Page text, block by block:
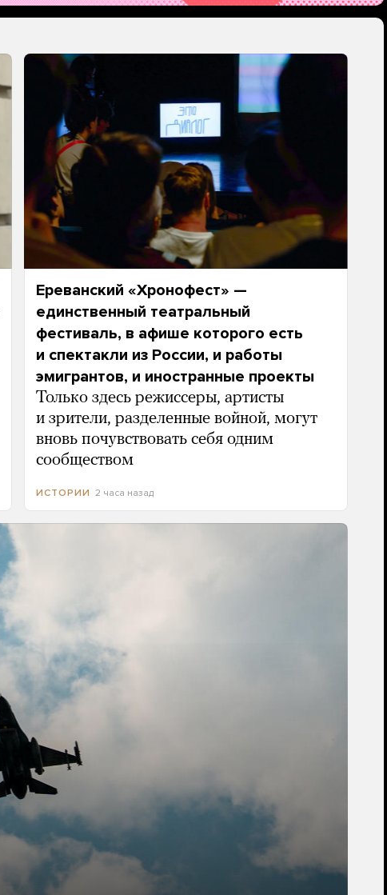
Ереванский «Хронофест» —
единственный театральный
фестиваль, в афише которого есть
и спектакли из России, и работы
эмигрантов, и иностранные проекты
Только здесь режиссеры, артисты
и зрители, разделенные войной, могут
вновь почувствовать себя одним
сообществом
ИСТОРИИ 2 часа назад